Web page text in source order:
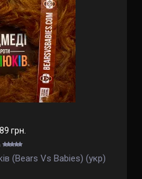
грн.
(Bears Vs Babies) (укр)